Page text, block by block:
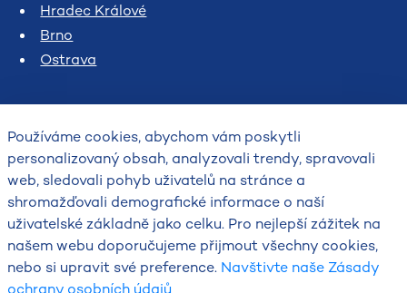
Hradec Králové
Brno
Ostrava
2026
Český hydrometeorologický ústav
Používáme cookies, abychom vám poskytli
personalizovaný obsah, analyzovali trendy, spravovali
web, sledovali pohyb uživatelů na stránce a
shromažďovali demografické informace o naší
uživatelské základně jako celku. Pro nejlepší zážitek na
našem webu doporučujeme přijmout všechny cookies,
nebo si upravit své preference. Navštivte naše Zásady
ochrany osobních údajů